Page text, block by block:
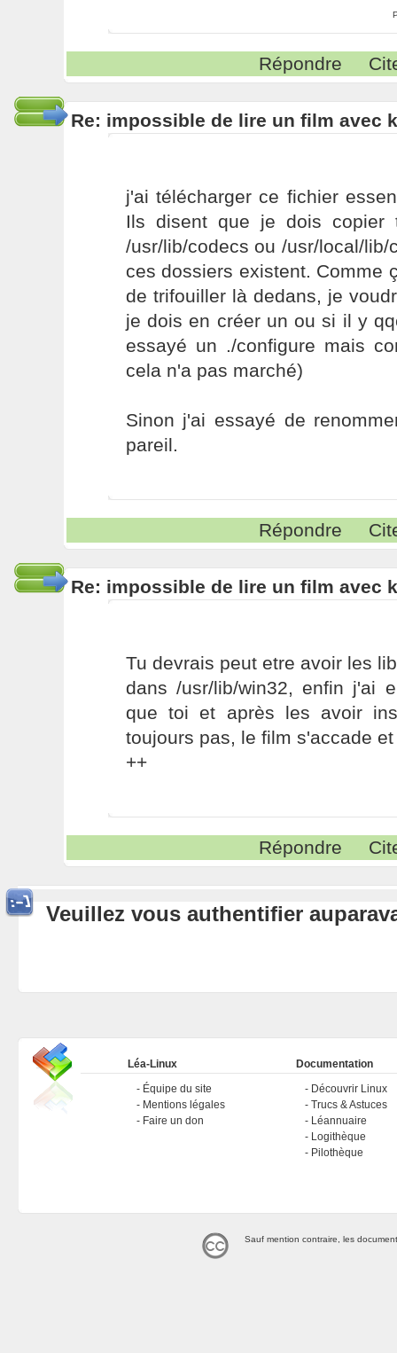
Répondre
Re: impossible de lire un film avec
j'ai télécharger ce fichier
Ils disent que je dois copier
/usr/lib/codecs ou /usr/local/
ces dossiers existent. Comme
de trifouiller là dedans, je
je dois en créer un ou si il y
essayé un ./configure mais
cela n'a pas marché)
Sinon j'ai essayé de
pareil.
Répondre
Re: impossible de lire un film avec
Tu devrais peut etre avoir les
dans /usr/lib/win32, enfin j'ai
que toi et après les avoir
toujours pas, le film s'accade
++
Répondre
Veuillez vous authentifier
Léa-Linux
Équipe du site
Mentions légales
Faire un don
Documentation
Découvrir Linux
Trucs & Astuces
Léannuaire
Logithèque
Pilothèque
Sauf mention contraire, les